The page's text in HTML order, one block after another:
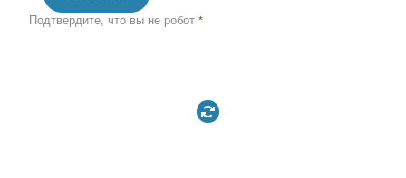
Подтвердите, что вы не робот *